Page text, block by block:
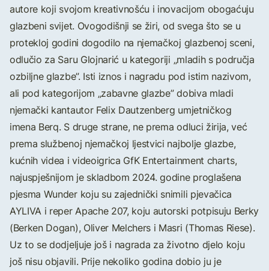
autore koji svojom kreativnošću i inovacijom obogaćuju
glazbeni svijet. Ovogodišnji se žiri, od svega što se u
protekloj godini dogodilo na njemačkoj glazbenoj sceni,
odlučio za Saru Glojnarić u kategoriji „mladih s područja
ozbiljne glazbe”. Isti iznos i nagradu pod istim nazivom,
ali pod kategorijom „zabavne glazbe” dobiva mladi
njemački kantautor Felix Dautzenberg umjetničkog
imena Berq. S druge strane, ne prema odluci žirija, već
prema službenoj njemačkoj ljestvici najbolje glazbe,
kućnih videa i videoigrica GfK Entertainment charts,
najuspješnijom je skladbom 2024. godine proglašena
pjesma Wunder koju su zajednički snimili pjevačica
AYLIVA i reper Apache 207, koju autorski potpisuju Berky
(Berken Dogan), Oliver Melchers i Masri (Thomas Riese).
Uz to se dodjeljuje još i nagrada za životno djelo koju
još nisu objavili. Prije nekoliko godina dobio ju je